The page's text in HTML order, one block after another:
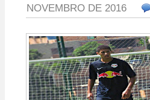
NOVEMBRO DE 2016